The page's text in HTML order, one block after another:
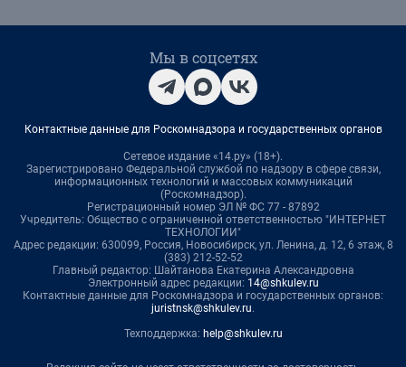
Мы в соцсетях
Контактные данные для Роскомнадзора и государственных органов
Сетевое издание «14.ру» (18+).
Зарегистрировано Федеральной службой по надзору в сфере связи,
информационных технологий и массовых коммуникаций
(Роскомнадзор).
Регистрационный номер ЭЛ № ФС 77 - 87892
Учредитель: Общество с ограниченной ответственностью "ИНТЕРНЕТ
ТЕХНОЛОГИИ"
Адрес редакции: 630099, Россия, Новосибирск, ул. Ленина, д. 12, 6 этаж, 8
(383) 212-52-52
Главный редактор: Шайтанова Екатерина Александровна
Электронный адрес редакции: 14@shkulev.ru
Контактные данные для Роскомнадзора и государственных органов:
juristnsk@shkulev.ru.
Техподдержка: help@shkulev.ru